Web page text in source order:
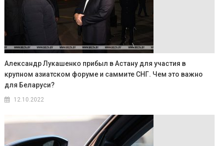
Александр Лукашенко прибыл в Астану для участия в
крупном азиатском форуме и саммите СНГ. Чем это важно
для Беларуси?
12.10.2022